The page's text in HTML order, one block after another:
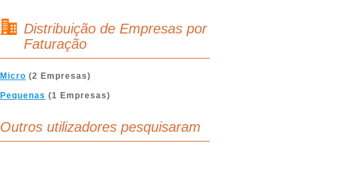
Distribuição de Empresas por
Faturação
Micro (2 Empresas)
Pequenas (1 Empresas)
Outros utilizadores pesquisaram